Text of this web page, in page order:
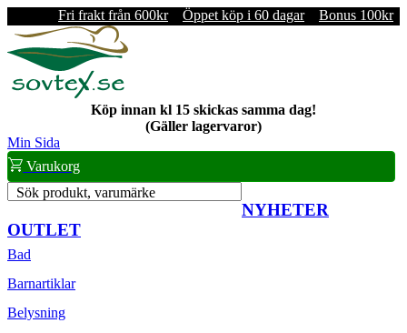
Fri frakt från 600kr Öppet köp i 60 dagar Bonus 100kr
Köp innan kl 15 skickas samma dag!
(Gäller lagervaror)
Min Sida
Varukorg
Sök produkt, varumärke
NYHETER
OUTLET
Bad
Barnartiklar
Belysning